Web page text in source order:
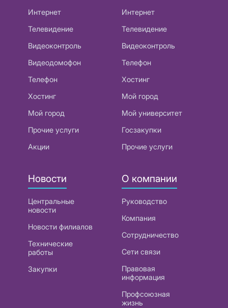
Интернет
Телевидение
Видеоконтроль
Видеодомофон
Телефон
Хостинг
Мой город
Прочие услуги
Акции
Интернет
Телевидение
Видеоконтроль
Телефон
Хостинг
Мой город
Мой университет
Госзакупки
Прочие услуги
Новости
Центральные
новости
Новости филиалов
Технические
работы
Закупки
О компании
Руководство
Компания
Сотрудничество
Сети связи
Правовая
информация
Профсоюзная
жизнь